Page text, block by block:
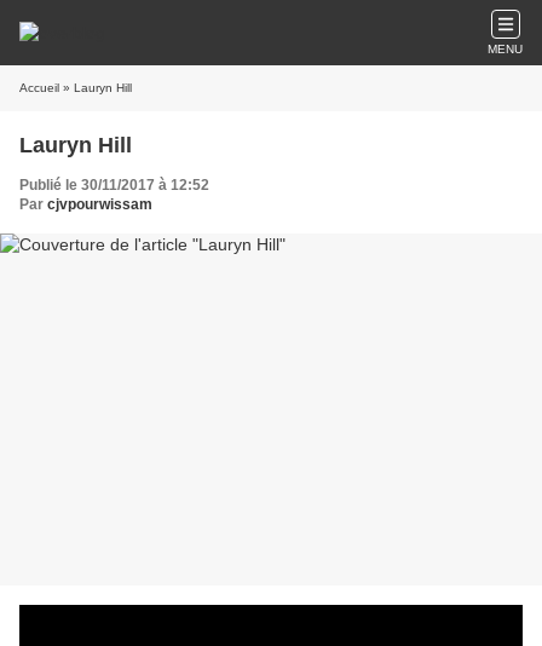
MENU
Accueil » Lauryn Hill
Lauryn Hill
Publié le 30/11/2017 à 12:52
Par cjvpourwissam